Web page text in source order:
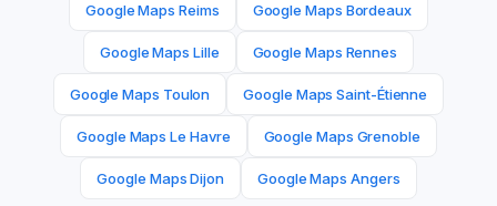
Google MapsReims Google Maps Bordeaux
Google Maps Lille Google Maps Rennes
Google Maps Toulon Google MapsSaint-Étienne
Google MapsLe Havre Google Maps Grenoble
Google MapsDijon Google MapsAngers